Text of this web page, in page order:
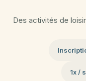
Des activités de
1x /